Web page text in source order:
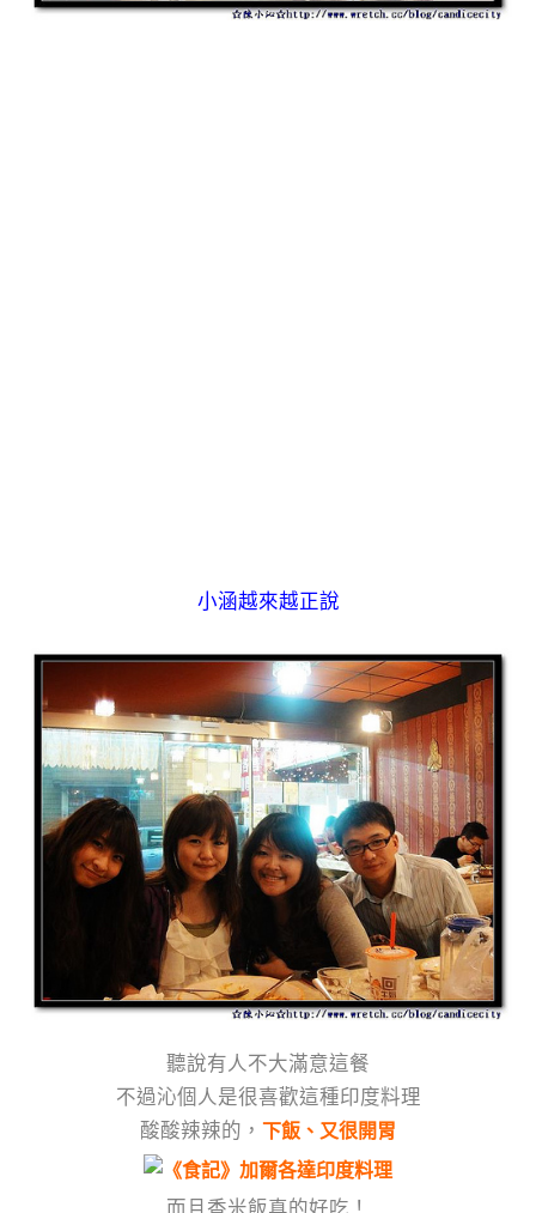
小涵越來越正說
聽說有人不大滿意這餐
不過沁個人是很喜歡這種印度料理
酸酸辣辣的， 下飯、又很開胃